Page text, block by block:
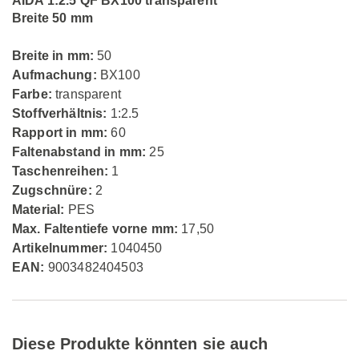
Breite 50 mm
Breite in mm: 50
Aufmachung: BX100
Farbe: transparent
Stoffverhältnis: 1:2.5
Rapport in mm: 60
Faltenabstand in mm: 25
Taschenreihen: 1
Zugschnüre: 2
Material: PES
Max. Faltentiefe vorne mm: 17,50
Artikelnummer: 1040450
EAN: 9003482404503
Diese Produkte könnten sie auch